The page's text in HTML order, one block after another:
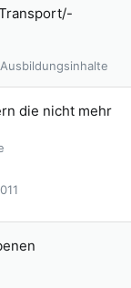
Ausbildungsinhalte
die nicht mehr